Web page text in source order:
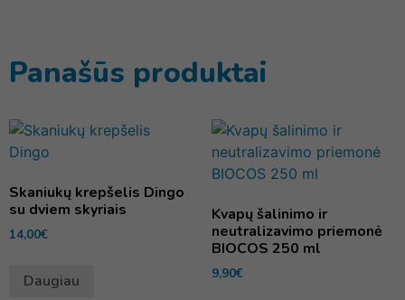
Panašūs produktai
Skaniukų krepšelis Dingo
su dviem skyriais
14,00€
Daugiau
Kvapų šalinimo ir
neutralizavimo priemonė
BIOCOS 250 ml
9,90€